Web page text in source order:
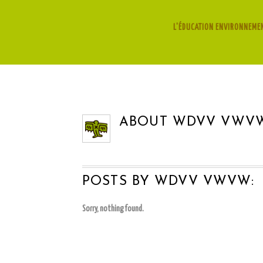
L'ÉDUCATION
ABOUT WDVV
POSTS BY WDVV VWVW:
Sorry, nothing found.